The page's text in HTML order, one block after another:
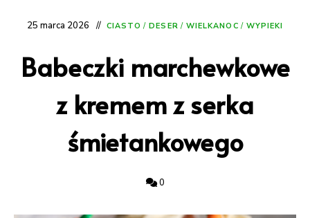
słodko
kulinarny
25 marca 2026 CIASTO / DESER / WIELKANOC / WYPIEKI
Babeczki marchewkowe
z kremem z serka
śmietankowego
0